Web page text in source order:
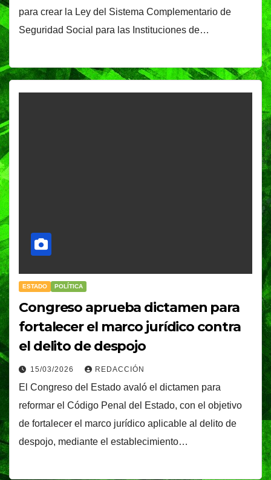
para crear la Ley del Sistema Complementario de
Seguridad Social para las Instituciones de…
ESTADO POLÍTICA
Congreso aprueba dictamen para
fortalecer el marco jurídico contra
el delito de despojo
15/03/2026 REDACCIÓN
El Congreso del Estado avaló el dictamen para
reformar el Código Penal del Estado, con el objetivo
de fortalecer el marco jurídico aplicable al delito de
despojo, mediante el establecimiento…